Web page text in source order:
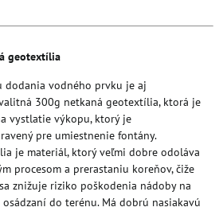
geotextília
dodania vodného prvku je aj
300g netkaná geotextília, ktorá je
vystlatie výkopu, ktorý je
pre umiestnenie fontány.
je materiál, ktorý veľmi dobre odoláva
procesom a prerastaniu koreňov, čiže
znižuje riziko poškodenia nádoby na
do terénu. Má dobrú nasiakavú